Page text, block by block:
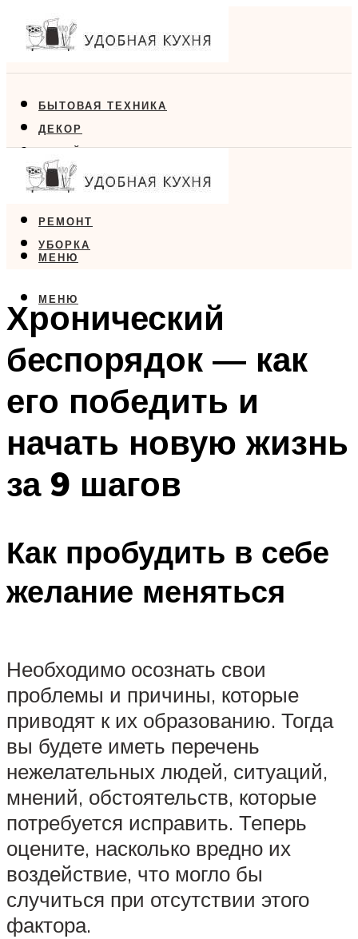
БЫТОВАЯ ТЕХНИКА
ДЕКОР
ДИЗАЙН
ЕДА
РЕМОНТ
УБОРКА
МЕНЮ
МЕНЮ
Хронический
беспорядок — как
его победить и
начать новую жизнь
за 9 шагов
Как пробудить в себе
желание меняться
Необходимо осознать свои
проблемы и причины, которые
приводят к их образованию. Тогда
вы будете иметь перечень
нежелательных людей, ситуаций,
мнений, обстоятельств, которые
потребуется исправить. Теперь
оцените, насколько вредно их
воздействие, что могло бы
случиться при отсутствии этого
фактора.